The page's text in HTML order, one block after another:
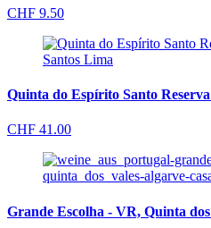
CHF 9.50
Quinta do Espírito Santo
CHF 41.00
Grande Escolha - VR, Quinta